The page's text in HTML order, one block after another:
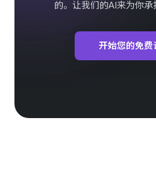
的。让我们的AI来为你承
开始您的免费